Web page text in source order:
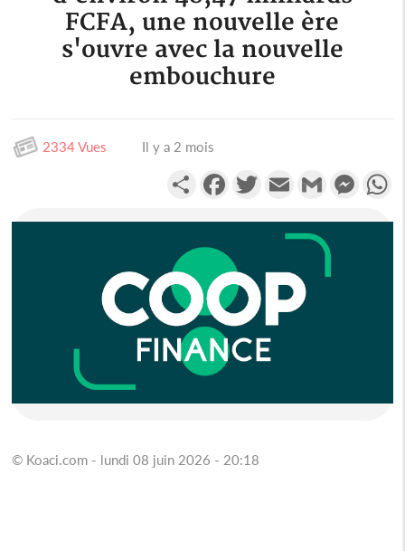
FCFA, une nouvelle ère
s'ouvre avec la nouvelle
embouchure
2334 Vues Il y a 2 mois
PartagerFacebookTwitterEmail Gmail
© Koaci.com - lundi 08 juin 2026 - 20:18